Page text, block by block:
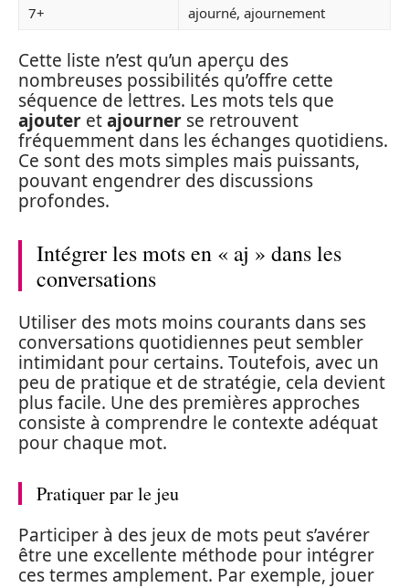
7+
ajourné, ajournement
Cette liste n’est qu’un aperçu des
nombreuses possibilités qu’offre cette
séquence de lettres. Les mots tels que
ajouter etajourner se retrouvent
fréquemment dans les échanges quotidiens.
Ce sont des mots simples mais puissants,
pouvant engendrer des discussions
profondes.
Intégrer les mots en « aj » dans les
conversations
Utiliser des mots moins courants dans ses
conversations quotidiennes peut sembler
intimidant pour certains. Toutefois, avec un
peu de pratique et de stratégie, cela devient
plus facile. Une des premières approches
consiste à comprendre le contexte adéquat
pour chaque mot.
Pratiquer par le jeu
Participer à des jeux de mots peut s’avérer
être une excellente méthode pour intégrer
ces termes amplement. Par exemple, jouer